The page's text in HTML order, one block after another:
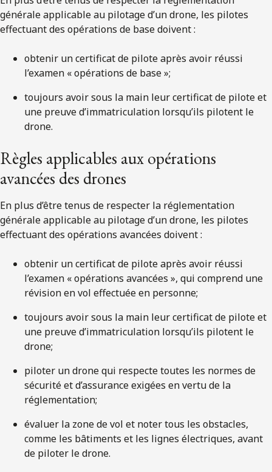
générale applicable au pilotage d’un drone, les pilotes
effectuant des opérations de base doivent :
obtenir un certificat de pilote après avoir réussi
l’examen « opérations de base »;
toujours avoir sous la main leur certificat de pilote et
une preuve d’immatriculation lorsqu’ils pilotent le
drone.
Règles applicables aux opérations
avancées des drones
En plus d’être tenus de respecter la réglementation
générale applicable au pilotage d’un drone, les pilotes
effectuant des opérations avancées doivent :
obtenir un certificat de pilote après avoir réussi
l’examen « opérations avancées », qui comprend une
révision en vol effectuée en personne;
toujours avoir sous la main leur certificat de pilote et
une preuve d’immatriculation lorsqu’ils pilotent le
drone;
piloter un drone qui respecte toutes les normes de
sécurité et d’assurance exigées en vertu de la
réglementation;
évaluer la zone de vol et noter tous les obstacles,
comme les bâtiments et les lignes électriques, avant
de piloter le drone.